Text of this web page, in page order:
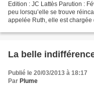
Edition : JC Lattès Parution :
peu lorsqu’elle se trouve
appelée Ruth, elle est
La belle
Publié le 20/03/2013 à 18:17
Par Plume